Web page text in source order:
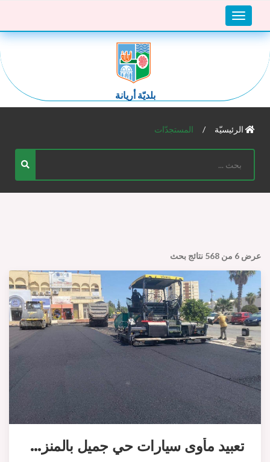
Toggle
navigation
بلديّة أريانة
الرئيسيّة المستجدّات
عرض 6 من 568 نتائج بحث
تعبيد مأوى سيارات حي جميل بالمنزه السادس